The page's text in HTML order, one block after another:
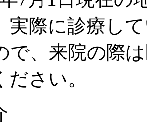
実際に診療し
で、来院の際
さい。